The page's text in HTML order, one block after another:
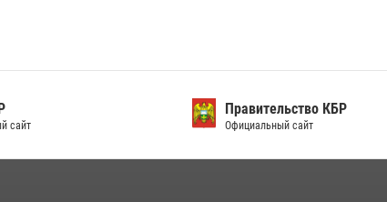
сайт
Правительство КБР
Официальный сайт